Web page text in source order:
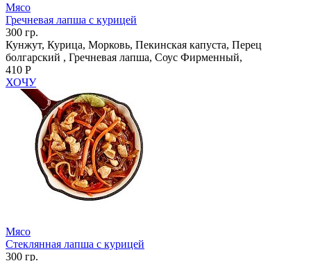
Мясо
Гречневая лапша с курицей
300 гр.
Кунжут, Курица, Морковь, Пекинская капуста, Перец
болгарский , Гречневая лапша, Соус Фирменный,
410 Р
ХОЧУ
Мясо
Стеклянная лапша с курицей
300 гр.